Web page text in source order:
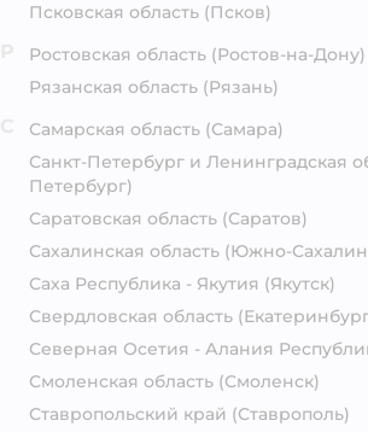
Псковская область (Псков)
Ростовская область (Ростов-на-Дону)
Рязанская область (Рязань)
Самарская область (Самара)
Санкт-Петербург и Ленинградская
Петербург)
Саратовская область (Саратов)
Сахалинская область (Южно-
Саха Республика - Якутия (Якутск)
Свердловская область
Северная Осетия - Алания
Смоленская область (Смоленск)
Ставропольский край (Ставрополь)